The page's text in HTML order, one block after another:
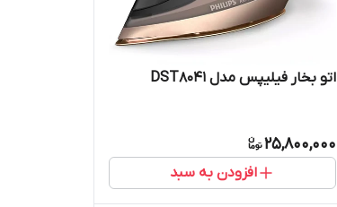
اتو بخار فیلیپس مدل DST8041
25,800,000
افزودن به سبد